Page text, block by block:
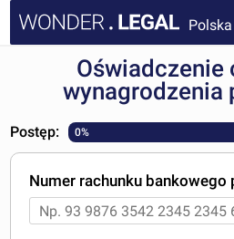
Polska
STRONA GŁÓWNA
MOJE KONTO
Oświadczenie
wynagrodzenia
Postęp: 0%
Numer rachunku bankowego